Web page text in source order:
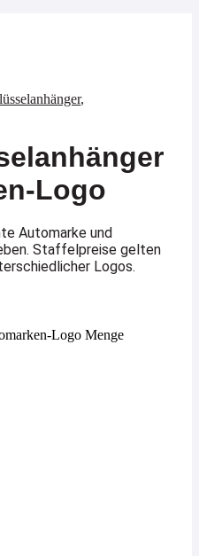
,
Logo
Automarke und
Staffelpreise gelten
Logos.
Logo Menge